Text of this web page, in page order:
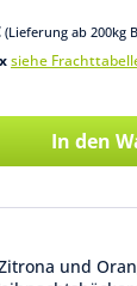
(Lieferung ab 200kg
siehe
In den
und